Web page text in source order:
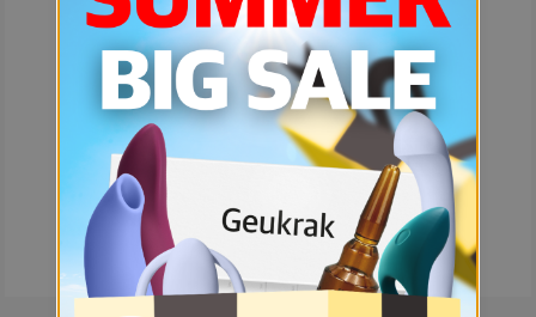
예상치 못한 에러입니다.